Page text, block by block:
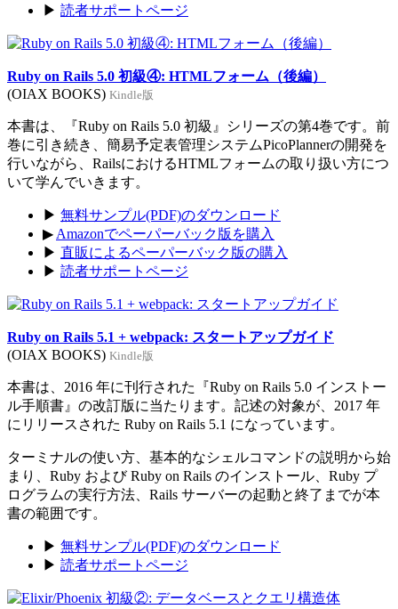
▶ 読者サポートページ
Ruby on Rails 5.0 初級④: HTMLフォーム（後編）
(OIAX BOOKS) Kindle版
本書は、『Ruby on Rails 5.0 初級』シリーズの第4巻です。前
巻に引き続き、簡易予定表管理システムPicoPlannerの開発を
行いながら、RailsにおけるHTMLフォームの取り扱い方につ
いて学んでいきます。
▶ 無料サンプル(PDF)のダウンロード
▶ Amazonでペーパーバック版を購入
▶ 直販によるペーパーバック版の購入
▶ 読者サポートページ
Ruby on Rails 5.1 + webpack: スタートアップガイド
(OIAX BOOKS) Kindle版
本書は、2016 年に刊行された『Ruby on Rails 5.0 インストー
ル手順書』の改訂版に当たります。記述の対象が、2017 年
にリリースされた Ruby on Rails 5.1 になっています。
ターミナルの使い方、基本的なシェルコマンドの説明から始
まり、Ruby および Ruby on Rails のインストール、Ruby プ
ログラムの実行方法、Rails サーバーの起動と終了までが本
書の範囲です。
▶ 無料サンプル(PDF)のダウンロード
▶ 読者サポートページ